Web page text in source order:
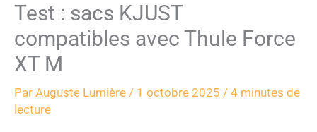
Test : sacs KJUST
compatibles avec Thule Force
XT M
Par Auguste Lumière / 1 octobre 2025 / 4 minutes de
lecture